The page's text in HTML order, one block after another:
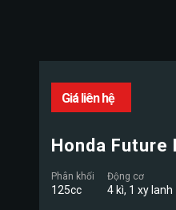
Giá liên hệ
Honda Future
Phân khối
125cc
Động cơ
4 kì, 1 xy lanh